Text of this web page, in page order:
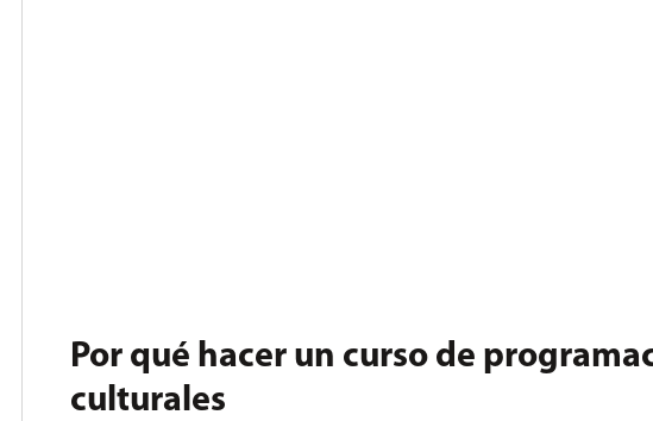
Por qué hacer un curso de
culturales